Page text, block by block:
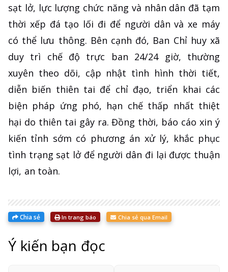
sạt lở, lực lượng chức năng và nhân dân đã tạm
thời xếp đá tạo lối đi để người dân và xe máy
có thể lưu thông. Bên cạnh đó, Ban Chỉ huy xã
duy trì chế độ trực ban 24/24 giờ, thường
xuyên theo dõi, cập nhật tình hình thời tiết,
diễn biến thiên tai để chỉ đạo, triển khai các
biện pháp ứng phó, hạn chế thấp nhất thiệt
hại do thiên tai gây ra. Đồng thời, báo cáo xin ý
kiến tỉnh sớm có phương án xử lý, khắc phục
tình trạng sạt lở để người dân đi lại được thuận
lợi, an toàn.
Chia sẻ In trang báo Chia sẻ qua Email
Ý kiến bạn đọc